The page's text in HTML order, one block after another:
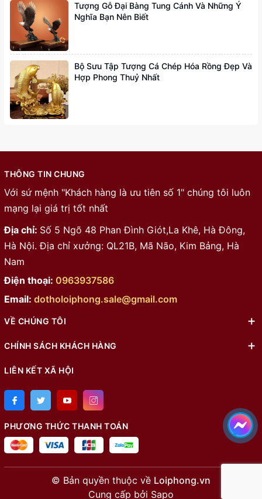
Tượng Gỗ Đại Bàng Tung Cánh Và Những Ý
Nghĩa Bạn Nên Biết
Bộ Sưu Tập Tượng Cá Chép Hóa Rồng Đẹp Và
Hợp Phong Thuỷ Nhất
THÔNG TIN CHUNG
Với sứ mệnh "Khách hàng là ưu tiên số 1" chúng tôi luôn
mạng lại giá trị tốt nhất
Địa chỉ: Số 5 Ngõ 48 Phan Đình Giót,La Khê, Hà Đông,
Hà Nội. Địa chỉ xưởng: QL21B, Mã Não, Kim Bảng, Hà
Nam
Điện thoại: 0963937586
Email: dotholoiphong.sale@gmail.com
VỀ CHÚNG TÔI
CHÍNH SÁCH KHÁCH HÀNG
LIÊN KẾT XÃ HỘI
PHƯƠNG THỨC THANH TOÁN
© Bản quyền thuộc về Loiphong.vn
Cung cấp bởi Sapo